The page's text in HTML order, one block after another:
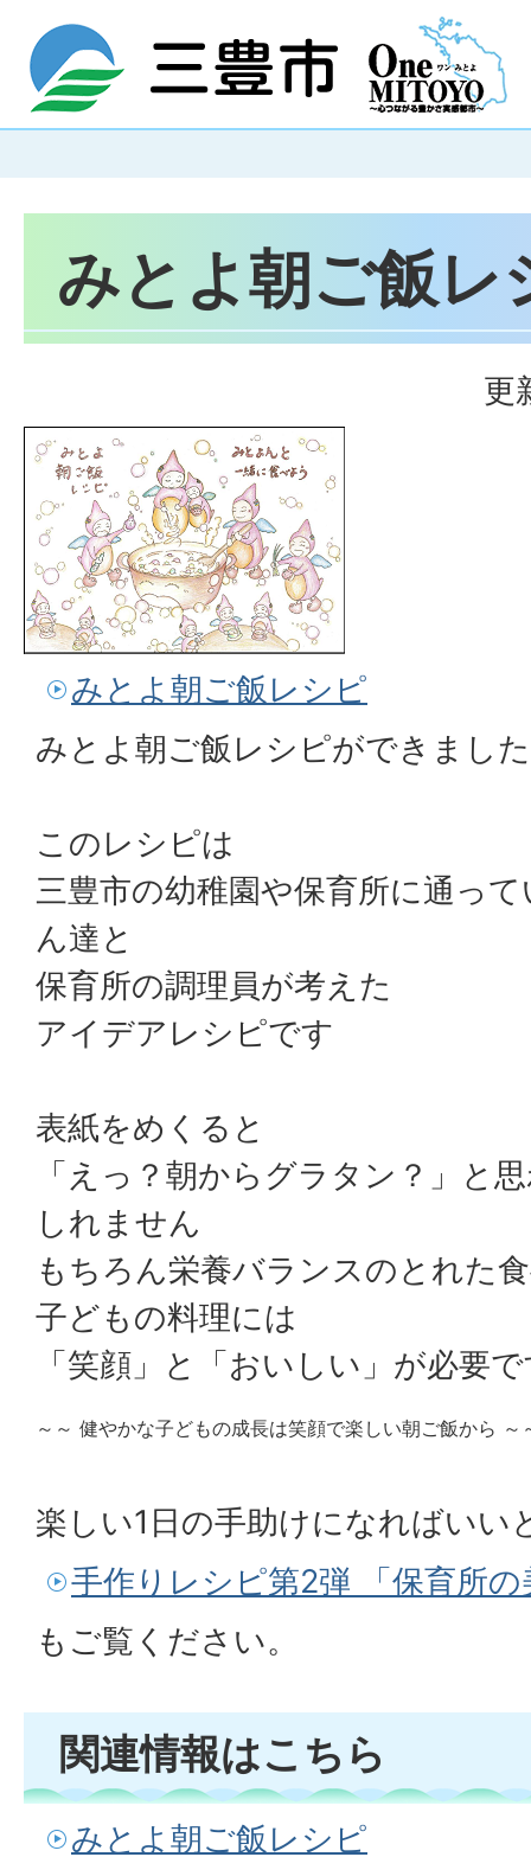
みとよ朝ご飯レ
更
みとよ朝ご飯レシピ
みとよ朝ご飯レシピができました
このレシピは
三豊市の幼稚園や保育所に通っ
ん達と
保育所の調理員が考えた
アイデアレシピです
表紙をめくると
「えっ？朝からグラタン？」と
しれません
もちろん栄養バランスのとれた
子どもの料理には
「笑顔」と「おいしい」が必要
～～ 健やかな子どもの成長は笑顔で楽しい朝ご飯から ～
楽しい1日の手助けになればいい
手作りレシピ第2弾 「保育所
もご覧ください。
関連情報はこちら
みとよ朝ご飯レシピ